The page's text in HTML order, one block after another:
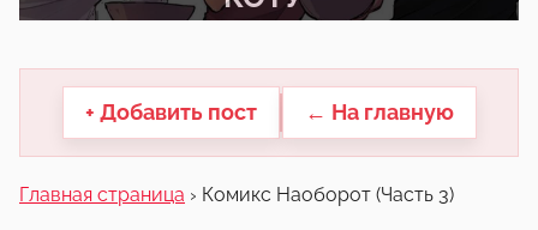
другие.
+ Добавить пост ← На главную
Главная страница › Комикс Наоборот (Часть 3)